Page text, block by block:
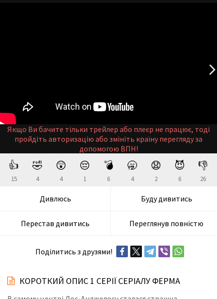
Якщо Ви бачите тільки трейлер або плеєр не працює, тоді
пройдіть авторизацію або змініть країну перегляду за
допомогою ВПН!
👍
15
🤣
4
😲
4
😔
1
💣
6
🥱
4
😧
2
😈
6
👎
26
Дивлюсь Буду дивитись
Перестав дивитись Переглянув повністю
Поділитись з друзями!
КОРОТКИЙ ОПИС 1 СЕРІЇ СЕРІАЛУ ФЕРМА